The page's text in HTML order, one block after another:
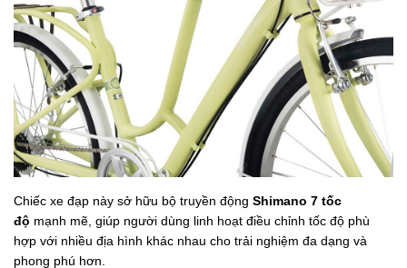
Chiếc xe đạp này sở hữu bộ truyền động Shimano 7 tốc
độ mạnh mẽ, giúp người dùng linh hoạt điều chỉnh tốc độ phù
hợp với nhiều địa hình khác nhau cho trải nghiệm đa dạng và
phong phú hơn.